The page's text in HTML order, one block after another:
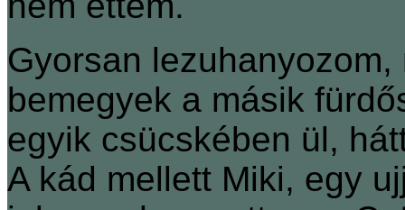
Gyorsan
bemegyek a másik
egyik csücskében ül,
A kád mellett Miki, egy